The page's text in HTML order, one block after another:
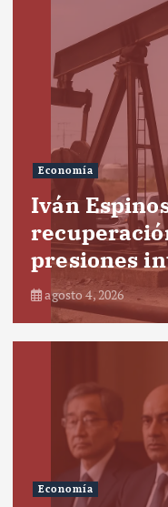
Economía
Iván
presiones
agosto 4, 2026
Economía